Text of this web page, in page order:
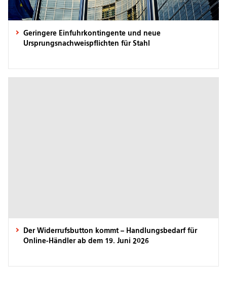
Geringere Einfuhrkontingente und neue
Ursprungsnachweispflichten für Stahl
Der Widerrufsbutton kommt – Handlungsbedarf für
Online-Händler ab dem 19. Juni 2026